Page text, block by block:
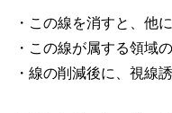
・この線を消すと、他
・この線が属する領域
・線の削減後に、視線